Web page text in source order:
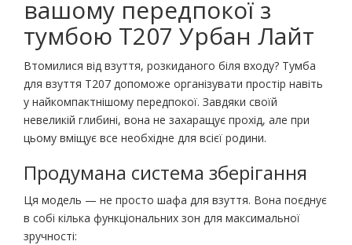
вашому передпокої з
тумбою Т207 Урбан Лайт
Втомилися від взуття, розкиданого біля входу? Тумба
для взуття Т207 допоможе організувати простір навіть
у найкомпактнішому передпокої. Завдяки своїй
невеликій глибині, вона не захаращує прохід, але при
цьому вміщує все необхідне для всієї родини.
Продумана система зберігання
Ця модель — не просто шафа для взуття. Вона поєднує
в собі кілька функціональних зон для максимальної
зручності: